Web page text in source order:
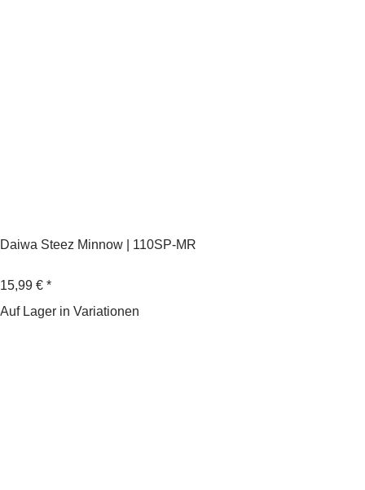
Daiwa Steez Minnow | 110SP-MR
15,99 € *
Auf Lager in Variationen